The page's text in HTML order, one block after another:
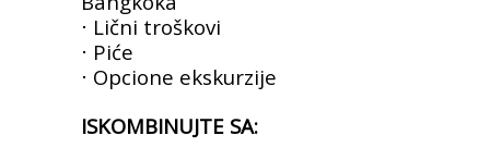
⋅ Lični troškovi
⋅ Piće
⋅ Opcione ekskurzije
ISKOMBINUJTE SA: